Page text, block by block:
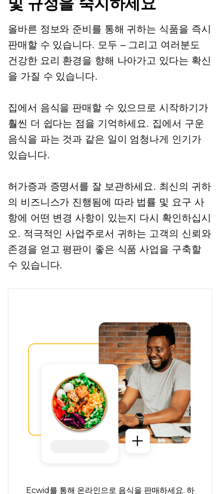
올바른 정보와 준비를 통해 귀하는 식품을 즉시
판매할 수 있습니다. 모두 – 그리고 여러분도
건강한 요리 환경을 향해 나아가고 있다는 확신
을 가질 수 있습니다.
집에서 음식을 판매할 수 있으므로 시작하기가
훨씬 더 쉽다는 점을 기억하세요. 집에서 구운
음식을 파는 것과 같은 일이 엄청나게 인기가
있습니다.
허가증과 증명서를 잘 보관하세요. 최신의 귀하
의 비즈니스가 진행됨에 따라 법률 및 요구 사
항에 어떤 변경 사항이 있는지 다시 확인하십시
오. 적극적인 사업주로서 귀하는 고객의 신뢰와
존경을 얻고 평판이 좋은 식품 사업을 구축할
수 있습니다.
Ecwid를 통해 온라인으로 음식을 판매하세요. 하